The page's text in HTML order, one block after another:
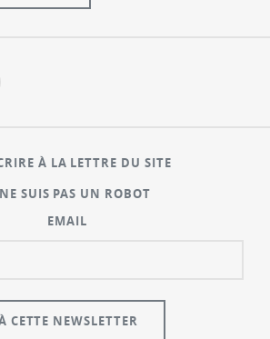
À LA LETTRE DU SITE
SUIS PAS UN ROBOT
EMAIL